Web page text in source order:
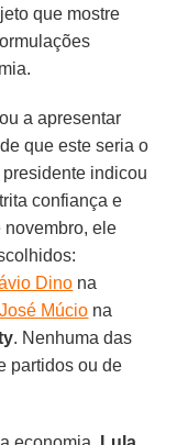
que mostre
a apresentar
que este seria o
indicou
confiança e
novembro, ele
Dino na
José Múcio na
. Nenhuma das
partidos ou de